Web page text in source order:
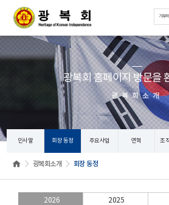
기부하
광복회 홈페이지 방문을
광복회소개
인사말 회장 동정 주요사업 연혁 조
광복회소개 회장 동정
2026 2025